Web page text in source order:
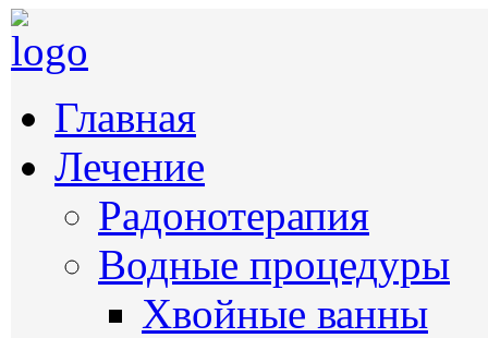
Главная
Лечение
Радонотерапия
Водные процедуры
Хвойные ванны